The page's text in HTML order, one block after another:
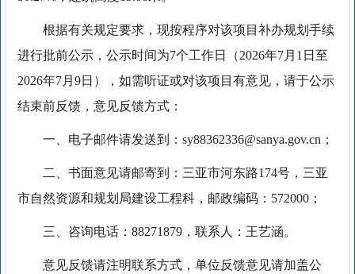
根据有关规定要求，现按程序对该项目补办规划手续
进行批前公示，公示时间为7个工作日（2026年7月1日至
2026年7月9日），如需听证或对该项目有意见，请于公示
结束前反馈，意见反馈方式：
一、电子邮件请发送到：sy88362336@sanya.gov.cn；
二、书面意见请邮寄到：三亚市河东路174号，三亚
市自然资源和规划局建设工程科，邮政编码：572000；
三、咨询电话：88271879，联系人：王艺涵。
意见反馈请注明联系方式，单位反馈意见请加盖公